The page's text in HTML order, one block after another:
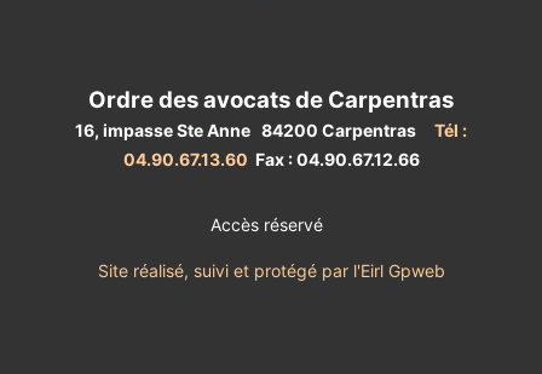
Ordre des avocats de Carpentras
16, impasse Ste Anne 84200 Carpentras
Tél :
04.90.67.13.60 Fax : 04.90.67.12.66
Accès réservé
Site réalisé, suivi et protégé par l'Eirl Gpweb